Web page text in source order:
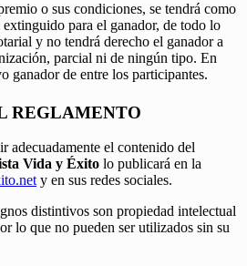
o sus condiciones, se tendrá como
para el ganador, de todo lo
y no tendrá derecho el ganador a
parcial ni de ningún tipo. En
ganador de entre los participantes.
REGLAMENTO
adecuadamente el contenido del
Vida y Éxito lo publicará en la
y en sus redes sociales.
distintivos son propiedad intelectual
lo que no pueden ser utilizados sin su